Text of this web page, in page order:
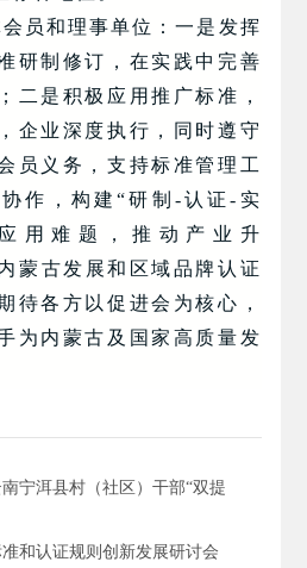
员和理事单位：一是发挥
研制修订，在实践中完善
二是积极应用推广标准，
企业深度执行，同时遵守
员义务，支持标准管理工
作，构建“研制-认证-实
用难题，推动产业升
蒙古发展和区域品牌认证
待各方以促进会为核心，
为内蒙古及国家高质量发
宁洱县村（社区）干部“双提
和认证规则创新发展研讨会